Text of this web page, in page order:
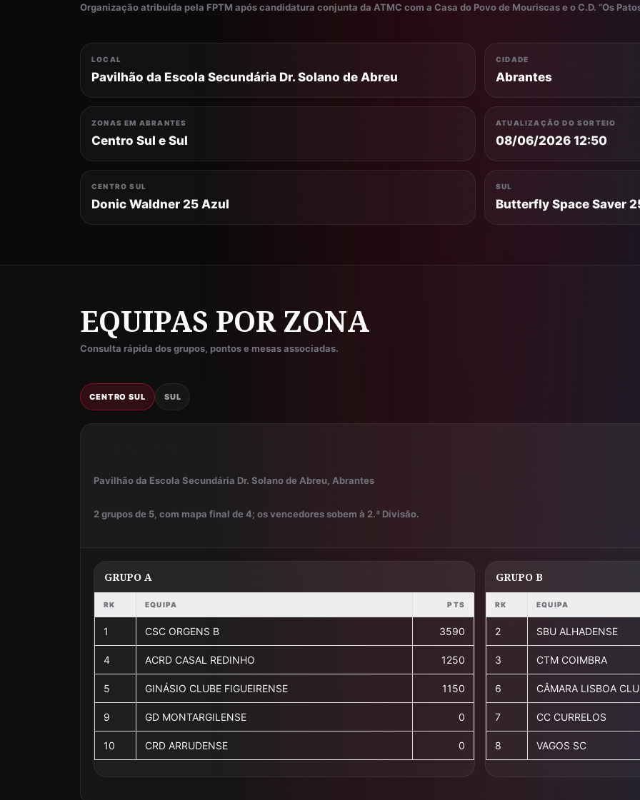
Organização atribuída pela FPTM após candidatura conjunta da ATMC com a Casa do Povo de Mouriscas e o C.D. “Os
LOCAL
Pavilhão da Escola Secundária Dr. Solano de Abreu
CIDADE
Abrantes
ZONAS EM ABRANTES
Centro Sul e Sul
ATUALIZAÇÃO DO SORTEIO
08/06/2026 12:50
CENTRO SUL
Donic Waldner 25 Azul
SUL
Butterfly Space Saver
EQUIPAS POR ZONA
Consulta rápida dos grupos, pontos e mesas associadas.
CENTRO SUL SUL
Pavilhão da Escola Secundária Dr. Solano de Abreu, Abrantes
2 grupos de 5, com mapa final de 4; os vencedores sobem à 2.ª Divisão.
GRUPO A
RK EQUIPA PTS
1 CSC ORGENS B 3590
4 ACRD CASAL REDINHO 1250
5 GINÁSIO CLUBE FIGUEIRENSE 1150
9 GD MONTARGILENSE 0
10 CRD ARRUDENSE 0
GRUPO B
RK EQUIPA
2 SBU ALHADENSE
3 CTM COIMBRA
6 CÂMARA LISBOA
7 CC CURRELOS
8 VAGOS SC